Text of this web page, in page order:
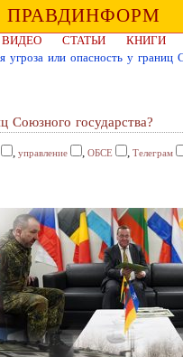
ПРАВДИНФОРМ
ВИДЕО СТАТЬИ КНИГИ
или опасность у границ
Союзного государства?
, управление , ОБСЕ , Телеграм